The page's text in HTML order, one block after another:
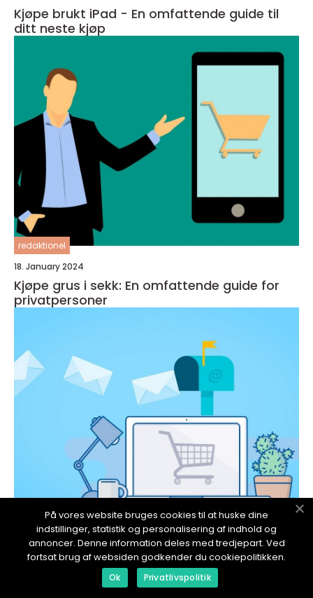
Kjøpe brukt iPad - En omfattende guide til
ditt neste kjøp
redaktionel
18. January 2024
Kjøpe grus i sekk: En omfattende guide for
privatpersoner
redaktionel
18. January 2024
Hvor kan man kjøpe prime drikke
På vores website bruges cookies til at huske dine
indstillinger, statistik og personalisering af indhold og
annoncer. Denne information deles med tredjepart. Ved
fortsat brug af websiden godkender du cookiepolitikken.
Ok Privatlivspolitik